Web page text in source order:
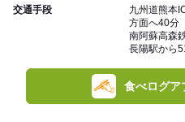
交通手段
九州道熊本
方面へ40分
南阿蘇高森
長陽駅から
食べログア